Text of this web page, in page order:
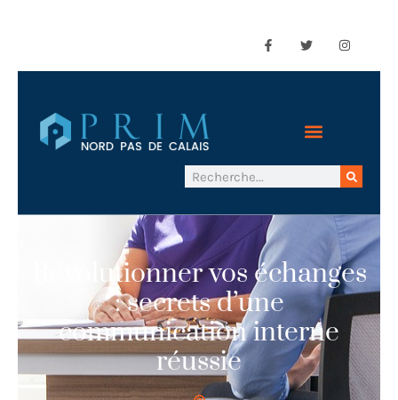
Révolutionner vos échanges
: secrets d’une
communication interne
réussie